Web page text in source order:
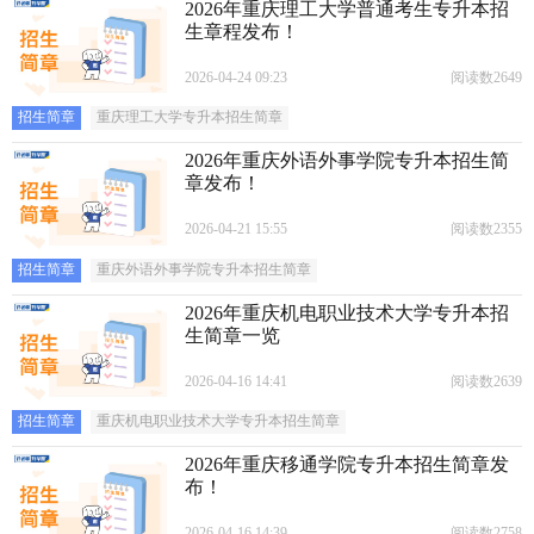
2026年重庆理工大学普通考生专升本招
生章程发布！
2026-04-24 09:23 阅读数2649
招生简章 重庆理工大学专升本招生简章
2026年重庆外语外事学院专升本招生简
章发布！
2026-04-21 15:55 阅读数2355
招生简章 重庆外语外事学院专升本招生简章
2026年重庆机电职业技术大学专升本招
生简章一览
2026-04-16 14:41 阅读数2639
招生简章 重庆机电职业技术大学专升本招生简章
2026年重庆移通学院专升本招生简章发
布！